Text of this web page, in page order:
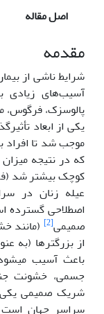
اصل مقاله
مقدمه
شرایط ناشی از
آسیب‌های زیادی
پالوسزک،
یکی از ابعاد
موجب شد تا افراد
که در نتیجه
عیله زنان در
اصطلاحی
صمیمی[2] (مانند
از بزرگترها (به
باعث آسیب
جسمی، خشونت
شریک صمیمی